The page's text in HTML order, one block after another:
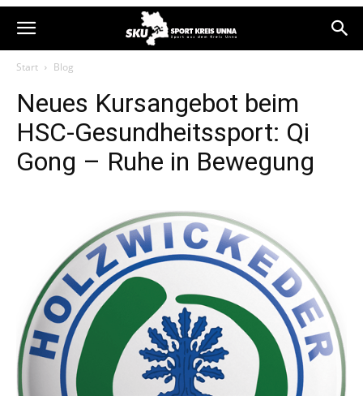
Start Blog
Neues Kursangebot beim
HSC-Gesundheitssport: Qi
Gong – Ruhe in Bewegung